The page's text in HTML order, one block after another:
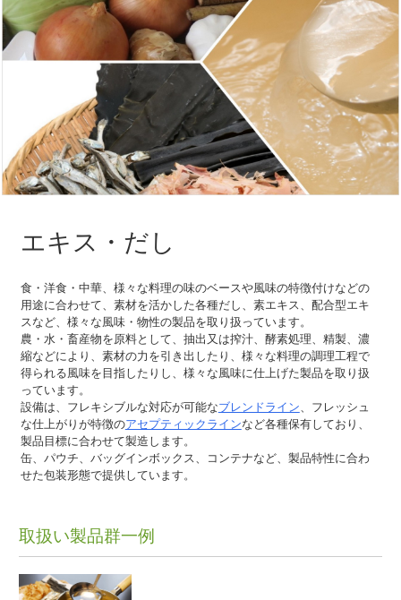
エキス・だし
食・洋食・中華、様々な料理の味のベースや風味の特徴付けなどの
用途に合わせて、素材を活かした各種だし、素エキス、配合型エキ
スなど、様々な風味・物性の製品を取り扱っています。
農・水・畜産物を原料として、抽出又は搾汁、酵素処理、精製、濃
縮などにより、素材の力を引き出したり、様々な料理の調理工程で
得られる風味を目指したりし、様々な風味に仕上げた製品を取り扱
っています。
設備は、フレキシブルな対応が可能なブレンドライン、フレッシュ
な仕上がりが特徴のアセプティックラインなど各種保有しており、
製品目標に合わせて製造します。
缶、パウチ、バッグインボックス、コンテナなど、製品特性に合わ
せた包装形態で提供しています。
取扱い製品群一例